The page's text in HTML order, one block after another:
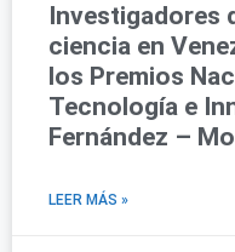
Investigadores
ciencia en
los Premios
Tecnología e
Fernández –
LEER MÁS »